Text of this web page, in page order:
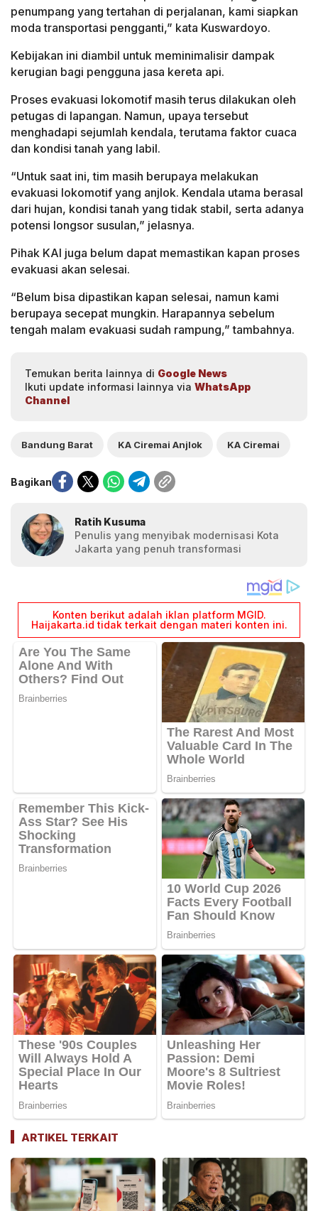
penumpang yang tertahan di perjalanan, kami siapkan
moda transportasi pengganti,” kata Kuswardoyo.
Kebijakan ini diambil untuk meminimalisir dampak
kerugian bagi pengguna jasa kereta api.
Proses evakuasi lokomotif masih terus dilakukan oleh
petugas di lapangan. Namun, upaya tersebut
menghadapi sejumlah kendala, terutama faktor cuaca
dan kondisi tanah yang labil.
“Untuk saat ini, tim masih berupaya melakukan
evakuasi lokomotif yang anjlok. Kendala utama berasal
dari hujan, kondisi tanah yang tidak stabil, serta adanya
potensi longsor susulan,” jelasnya.
Pihak KAI juga belum dapat memastikan kapan proses
evakuasi akan selesai.
“Belum bisa dipastikan kapan selesai, namun kami
berupaya secepat mungkin. Harapannya sebelum
tengah malam evakuasi sudah rampung,” tambahnya.
Temukan berita lainnya di Google News
Ikuti update informasi lainnya via WhatsApp
Channel
Bandung Barat KA Ciremai Anjlok KA Ciremai
Bagikan
Ratih Kusuma
Penulis yang menyibak modernisasi Kota
Jakarta yang penuh transformasi
ARTIKEL TERKAIT